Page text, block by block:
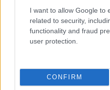
I want to allow Google to
related to security,
functionality and fraud
user protection.
CONFIRM